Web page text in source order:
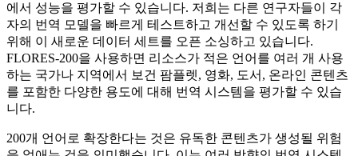
에서 성능을 평가할 수 있습니다. 저희는 다른 연구자들이 각
자의 번역 모델을 빠르게 테스트하고 개선할 수 있도록 하기
위해 이 새로운 데이터 세트를 오픈 소싱하고 있습니다.
FLORES-200을 사용하면 리소스가 적은 언어를 여러 개 사용
하는 국가나 지역에서 보건 팜플렛, 영화, 도서, 온라인 콘텐츠
를 포함한 다양한 용도에 대해 번역 시스템을 평가할 수 있습
니다.
200개 언어로 확장한다는 것은 유독한 콘텐츠가 생성될 위험